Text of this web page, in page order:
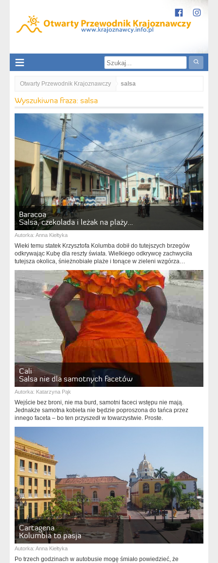
Otwarty Przewodnik Krajoznawczy salsa
Wyszukiwna fraza: salsa
Baracoa
Salsa, czekolada i leżak na plaży…
Autorka: Anna Kiełtyka
Wieki temu statek Krzysztofa Kolumba dobił do tutejszych brzegów
odkrywając Kubę dla reszty świata. Wielkiego odkrywcę zachwyciła
tutejsza okolica, śnieżnobiałe plaże i tonące w zieleni wzgórza…
Cali
Salsa nie dla samotnych facetów
Autorka: Katarzyna Pąk
Wejście bez broni, nie ma burd, samotni faceci wstępu nie mają.
Jednakże samotna kobieta nie będzie poproszona do tańca przez
innego faceta – bo ten przyszedł w towarzystwie. Proste.
Cartagena
Kolumbia to pasja
Autorka: Anna Kiełtyka
Po trzech godzinach w autobusie mogę śmiało powiedzieć, że